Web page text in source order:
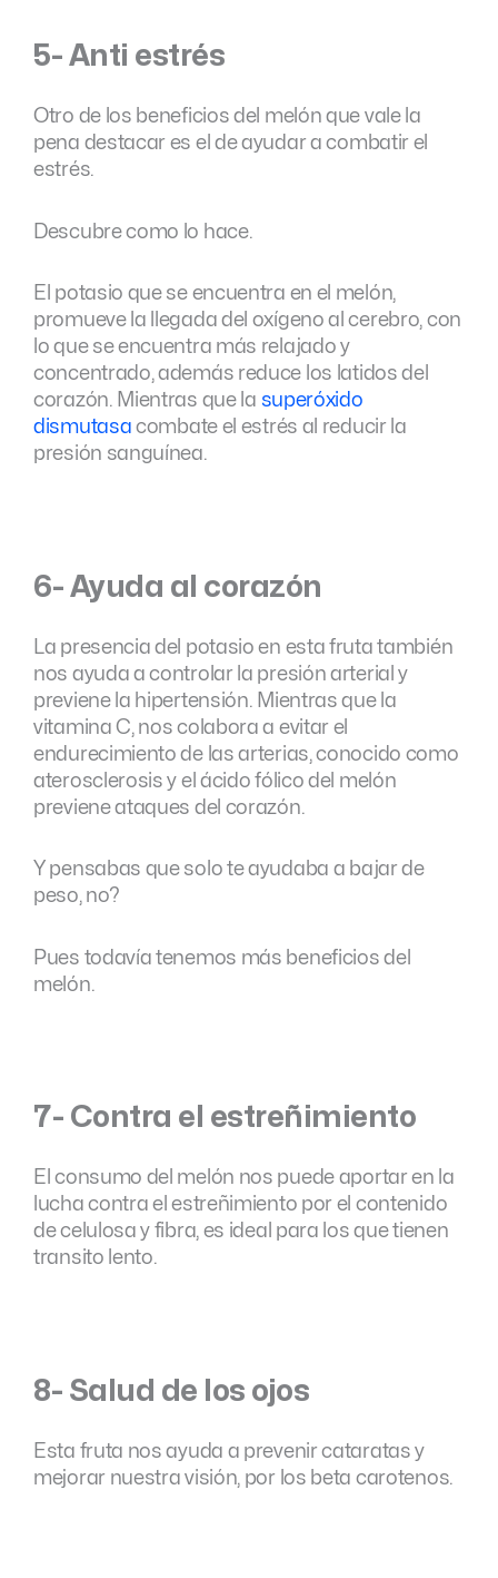
5- Anti estrés
Otro de los beneficios del melón que vale la
pena destacar es el de ayudar a combatir el
estrés.
Descubre como lo hace.
El potasio que se encuentra en el melón,
promueve la llegada del oxígeno al cerebro, con
lo que se encuentra más relajado y
concentrado, además reduce los latidos del
corazón. Mientras que la superóxido
dismutasa combate el estrés al reducir la
presión sanguínea.
6- Ayuda al corazón
La presencia del potasio en esta fruta también
nos ayuda a controlar la presión arterial y
previene la hipertensión. Mientras que la
vitamina C, nos colabora a evitar el
endurecimiento de las arterias, conocido como
aterosclerosis y el ácido fólico del melón
previene ataques del corazón.
Y pensabas que solo te ayudaba a bajar de
peso, no?
Pues todavía tenemos más beneficios del
melón.
7- Contra el estreñimiento
El consumo del melón nos puede aportar en la
lucha contra el estreñimiento por el contenido
de celulosa y fibra, es ideal para los que tienen
transito lento.
8- Salud de los ojos
Esta fruta nos ayuda a prevenir cataratas y
mejorar nuestra visión, por los beta carotenos.